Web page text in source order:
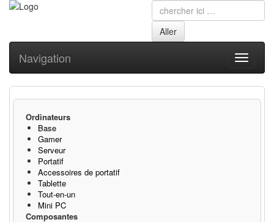
Toggle
Navigation
Ordinateurs
Base
Gamer
Serveur
Portatif
Accessoires de portatif
Tablette
Tout-en-un
Mini PC
Composantes